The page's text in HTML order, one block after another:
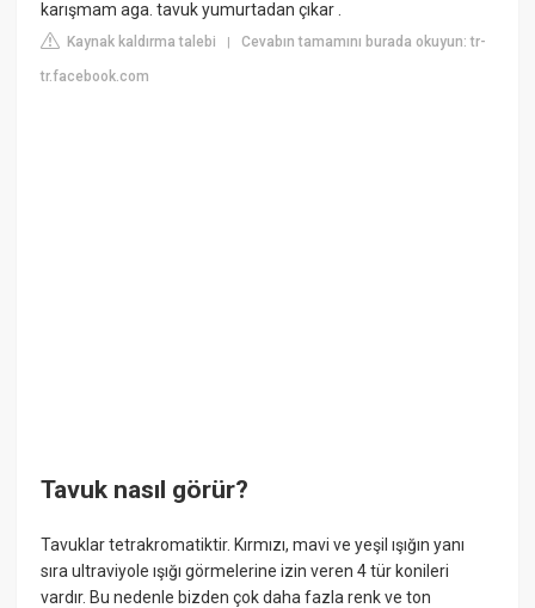
karışmam aga. tavuk yumurtadan çıkar .
Kaynak kaldırma talebi |Cevabın tamamını burada okuyun: tr-
tr.facebook.com
Tavuk nasıl görür?
Tavuklar tetrakromatiktir. Kırmızı, mavi ve yeşil ışığın yanı
sıra ultraviyole ışığı görmelerine izin veren 4 tür konileri
vardır. Bu nedenle bizden çok daha fazla renk ve ton